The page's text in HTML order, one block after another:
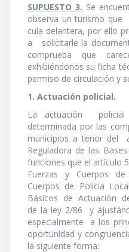
SUPUESTO 3. Se
observa un turismo
cula delantera, por ello
a solicitarle la
comprueba que
exhibiéndonos su ficha
permiso de circulación y
1. Actuación policial.
La actuación
determinada por las
municipios a tenor del
Reguladora de las
funciones que el artí­culo
Fuerzas y Cuerpos
Cuerpos de Policí­a
Básicos de Actuación
de la ley 2/86 y
especialmente a los
oportunidad y
la siguiente forma: